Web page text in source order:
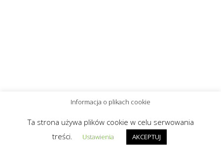
Informacja o plikach cookie
Ta strona używa plików cookie w celu serwowania
treści.
Ustawienia AKCEPTUJ